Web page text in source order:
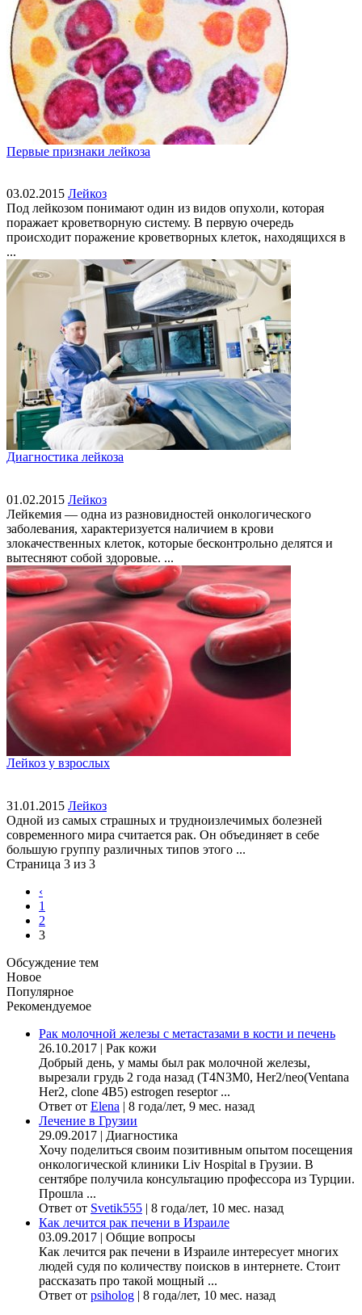
Первые признаки лейкоза
03.02.2015 Лейкоз
Под лейкозом понимают один из видов опухоли, которая
поражает кроветворную систему. В первую очередь
происходит поражение кроветворных клеток, находящихся в
...
Диагностика лейкоза
01.02.2015 Лейкоз
Лейкемия — одна из разновидностей онкологического
заболевания, характеризуется наличием в крови
злокачественных клеток, которые бесконтрольно делятся и
вытесняют собой здоровые. ...
Лейкоз у взрослых
31.01.2015 Лейкоз
Одной из самых страшных и трудноизлечимых болезней
современного мира считается рак. Он объединяет в себе
большую группу различных типов этого ...
Страница 3 из 3
‹
1
2
3
Обсуждение тем
Новое
Популярное
Рекомендуемое
Рак молочной железы с метастазами в кости и печень
26.10.2017 | Рак кожи
Добрый день, у мамы был рак молочной железы,
вырезали грудь 2 года назад (Т4N3M0, Her2/neo(Ventana
Her2, clone 4B5) estrogen reseptor ...
Ответ от Elena | 8 года/лет, 9 мес. назад
Лечение в Грузии
29.09.2017 | Диагностика
Хочу поделиться своим позитивным опытом посещения
онкологической клиники Liv Hospital в Грузии. В
сентябре получила консультацию профессора из Турции.
Прошла ...
Ответ от Svetik555 | 8 года/лет, 10 мес. назад
Как лечится рак печени в Израиле
03.09.2017 | Общие вопросы
Как лечится рак печени в Израиле интересует многих
людей судя по количеству поисков в интернете. Стоит
рассказать про такой мощный ...
Ответ от psiholog | 8 года/лет, 10 мес. назад